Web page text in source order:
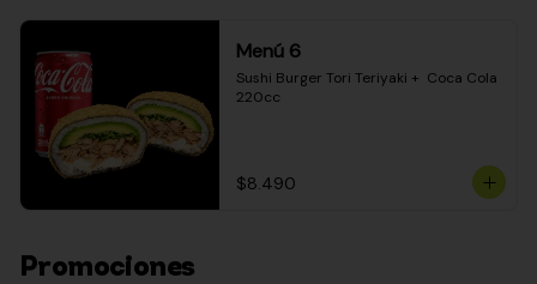
Menú 6
Sushi Burger Tori Teriyaki +  Coca Cola
220cc
$8.490
Promociones